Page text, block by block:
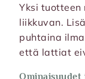
Yksi
liikkuvan.
puhtaina
että lattiat
Ominaisuudet